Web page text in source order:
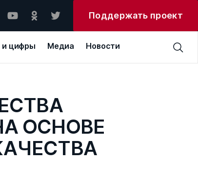
Поддержать проект
и цифры Медиа Новости
ОСНОВЕ